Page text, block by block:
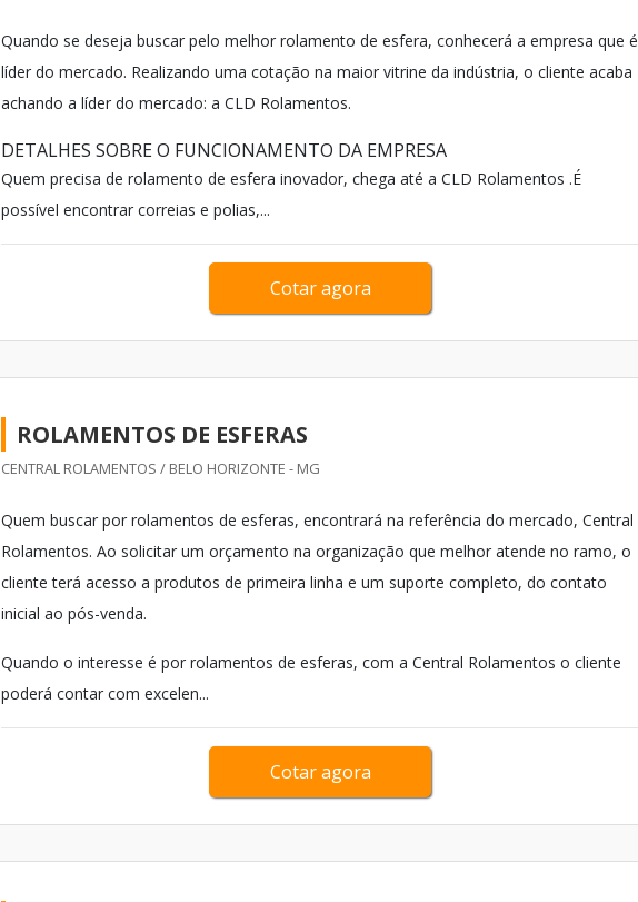
Quando se deseja buscar pelo melhor rolamento de esfera, conhecerá a empresa que é
líder do mercado. Realizando uma cotação na maior vitrine da indústria, o cliente acaba
achando a líder do mercado: a CLD Rolamentos.
DETALHES SOBRE O FUNCIONAMENTO DA EMPRESA
Quem precisa de rolamento de esfera inovador, chega até a CLD Rolamentos .É
possível encontrar correias e polias,...
Cotar agora
ROLAMENTOS DE ESFERAS
CENTRAL ROLAMENTOS / BELO HORIZONTE - MG
Quem buscar por rolamentos de esferas, encontrará na referência do mercado, Central
Rolamentos. Ao solicitar um orçamento na organização que melhor atende no ramo, o
cliente terá acesso a produtos de primeira linha e um suporte completo, do contato
inicial ao pós-venda.
Quando o interesse é por rolamentos de esferas, com a Central Rolamentos o cliente
poderá contar com excelen...
Cotar agora